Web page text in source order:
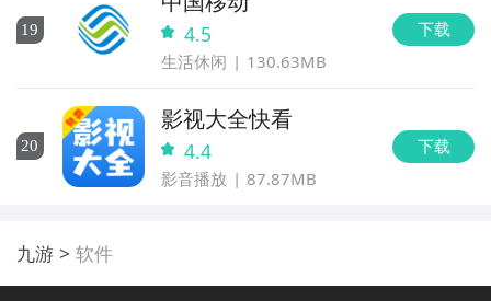
19 4.5
生活休闲 130.63MB
下载
20
影视大全快看
4.4
影音播放 87.87MB
下载
九游 软件